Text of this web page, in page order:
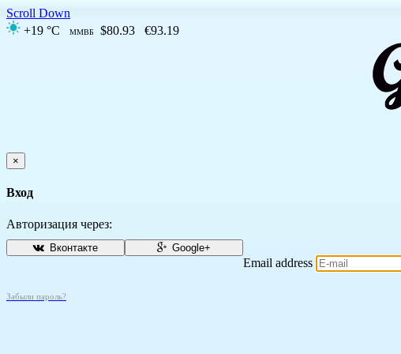
Scroll Down
+19 °C
ММВБ $80.93 €93.19
×
Вход
Авторизация через:
Вконтакте Google+
Email address
Забыли пароль?